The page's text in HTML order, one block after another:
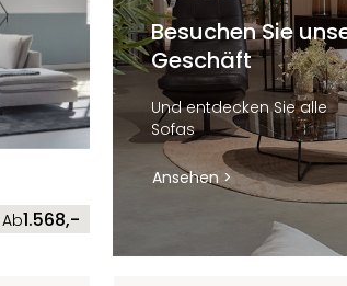
Ab1.568,-
Besuchen Sie
Geschäft
Und entdecken Sie alle
Sofas
Ansehen >